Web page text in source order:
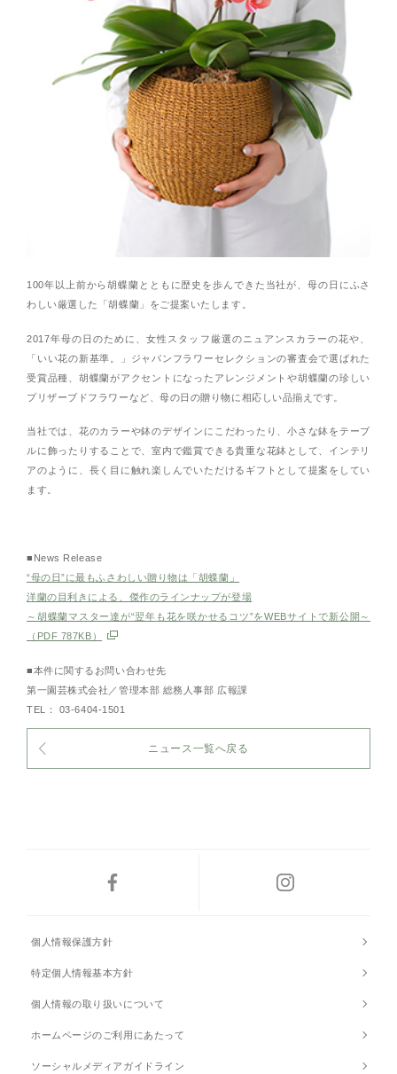
100年以上前から胡蝶蘭とともに歴史を歩んできた当社が、母の日にふさ
わしい厳選した「胡蝶蘭」をご提案いたします。
2017年母の日のために、女性スタッフ厳選のニュアンスカラーの花や、
「いい花の新基準。」ジャパンフラワーセレクションの審査会で選ばれた
受賞品種、胡蝶蘭がアクセントになったアレンジメントや胡蝶蘭の珍しい
プリザーブドフラワーなど、母の日の贈り物に相応しい品揃えです。
当社では、花のカラーや鉢のデザインにこだわったり、小さな鉢をテーブ
ルに飾ったりすることで、室内で鑑賞できる貴重な花鉢として、インテリ
アのように、長く目に触れ楽しんでいただけるギフトとして提案をしてい
ます。
■News Release
“母の日”に最もふさわしい贈り物は「胡蝶蘭」
洋蘭の目利きによる、傑作のラインナップが登場
～胡蝶蘭マスター達が“翌年も花を咲かせるコツ”をWEBサイトで新公開～
（PDF 787KB）
■本件に関するお問い合わせ先
第一園芸株式会社／管理本部 総務人事部 広報課
TEL： 03-6404-1501
ニュース一覧へ戻る
個人情報保護方針
特定個人情報基本方針
個人情報の取り扱いについて
ホームページのご利用にあたって
ソーシャルメディアガイドライン